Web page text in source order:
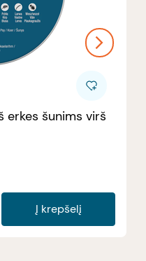
erkes šunims virš
Į krepšelį